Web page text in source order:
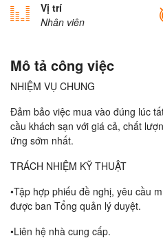
Vị trí
Nhân viên
Mô tả công việc
NHIỆM VỤ CHUNG
Đảm bảo việc mua vào đúng lúc
cầu khách sạn với giá cả, chất
ứng sớm nhất.
TRÁCH NHIỆM KỸ THUẬT
•Tập hợp phiếu đề nghị, yêu cầu
được ban Tổng quản lý duyệt.
•Liên hệ nhà cung cấp.